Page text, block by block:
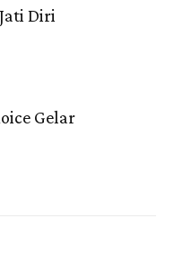
Diri
Gelar